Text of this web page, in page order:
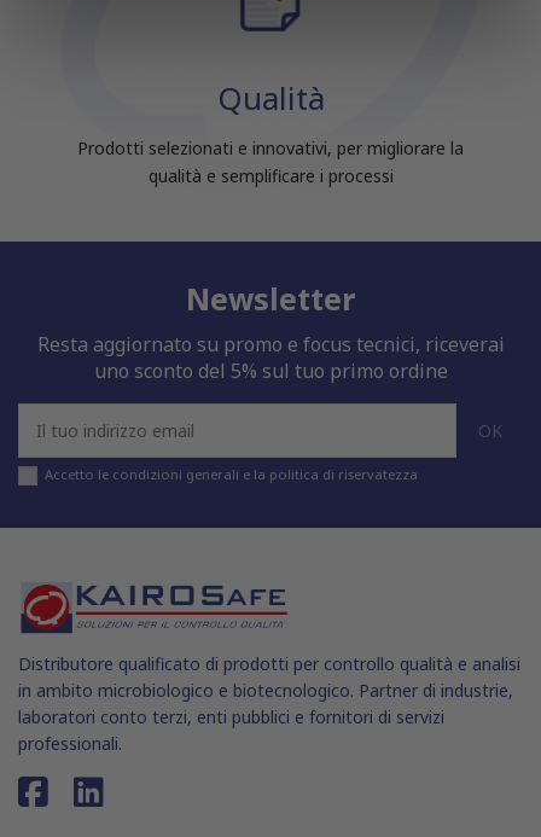
informazioni sul modo in cui utilizzi il nostro sito con i
nostri partner che si occupano di analisi dei dati web,
con altre informazioni che hai fornito loro o che hanno
Qualità
Prodotti selezionati e innovativi, per migliorare la
qualità e semplificare i processi
Newsletter
Resta aggiornato su promo e focus tecnici, riceverai
uno sconto del 5% sul tuo primo ordine
Accetto le condizioni generali e la politica di riservatezza
Distributore qualificato di prodotti per controllo qualità e analisi
in ambito microbiologico e biotecnologico. Partner di industrie,
laboratori conto terzi, enti pubblici e fornitori di servizi
professionali.